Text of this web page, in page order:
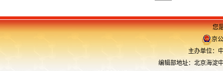
您
京
主办单位：
编辑部地址：北京海淀